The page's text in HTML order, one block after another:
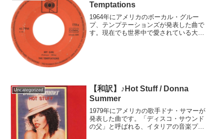
Temptations
1964年にアメリカのボーカル・グルー
プ、テンプテーションズが発表した曲で
す。現在でも世界中で愛されている大ヒ
Uncategorized
【和訳】♪Hot Stuff / Donna
Summer
1979年にアメリカの歌手ドナ・サマーが
発表した曲です。「ディスコ・サウンド
の父」と呼ばれる、イタリアの音楽プロ